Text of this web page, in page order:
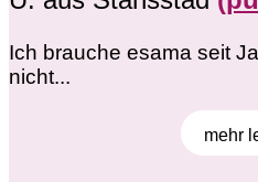
Ich brauche esama seit
nicht...
mehr